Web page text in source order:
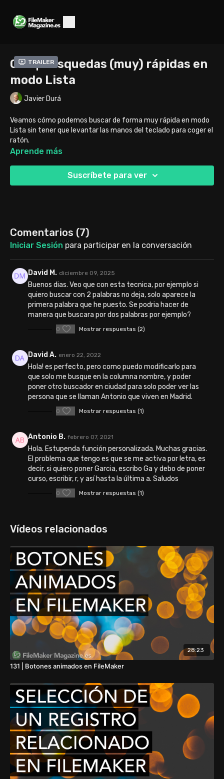
Trailer
039 | Búsquedas (muy) rápidas en
modo Lista
Javier Durá
Veamos cómo podemos buscar de forma muy rápida en modo
Lista sin tener que levantar las manos del teclado para coger el
ratón.
Aprende más
Suscríbete para ver
Comentarios (7)
Iniciar Sesión para participar en la conversación
David M. diciembre 09, 2025
Buenos dias. Veo que con esta tecnica, por ejemplo si
quiero buscar con 2 palabras no deja, solo aparece la
primera palabra que he puesto. Se podria hacer de
manera que buscara por dos palabras por ejemplo?
0 Mostrar respuestas (2)
David A. enero 22, 2022
Hola! es perfecto, pero como puedo modificarlo para
que solo me busque en la columna nombre, y poder
poner otro buscador en ciudad para solo poder ver las
persona que se llaman Antonio que viven en Madrid.
0 Mostrar respuestas (1)
Antonio B. febrero 07, 2021
Hola. Estupenda función personalizada. Muchas gracias.
El problema que tengo es que se me activa por letra, es
decir, si quiero poner Garcia, escribo Ga y debo de poner
curso, escribir, r, y así hasta la última a. Saludos
0 Mostrar respuestas (1)
Vídeos relacionados
28:23
131 | Botones animados en FileMaker